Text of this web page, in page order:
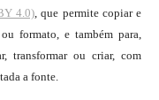
4.0), que permite copiar e
formato, e também para,
transformar ou criar, com
a fonte.